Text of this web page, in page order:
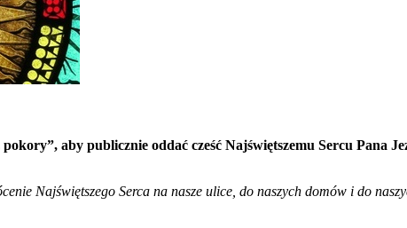
aby publicznie oddać cześć Najświętszemu Sercu Pana
Najświętszego Serca na nasze ulice, do naszych domów i do